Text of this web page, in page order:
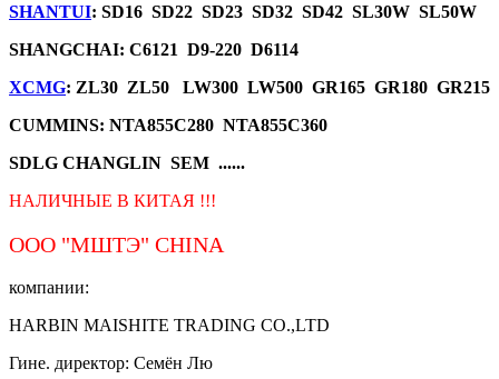
SHANTUI: SD16 SD22 SD23 SD32 SD42 SL30W SL50W
SHANGCHAI: C6121 D9-220 D6114
XCMG: ZL30 ZL50 LW300 LW500 GR165 GR180 GR215
CUMMINS: NTA855C280 NTA855C360
SDLG CHANGLIN SEM ......
НАЛИЧНЫЕ В КИТАЯ !!!
ООО "МШТЭ" CHINA
компании:
HARBIN MAISHITE TRADING CO.,LTD
Гине. директор: Семён Лю